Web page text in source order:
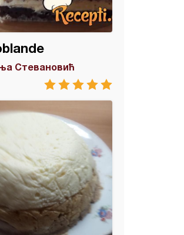
Стевановић